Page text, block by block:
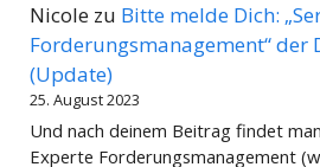
Nicole zu Bitte melde Dich:
Forderungsmanagement“ der
(Update)
25. August 2023
Und nach deinem Beitrag findet
Experte Forderungsmanagement